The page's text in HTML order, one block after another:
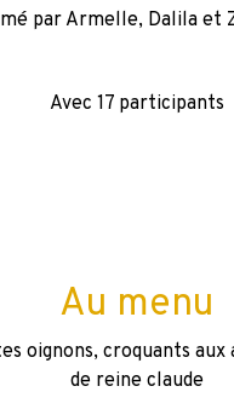
par Armelle, Dalila et
Avec 17 participants
Au menu
oignons, croquants
de reine claude